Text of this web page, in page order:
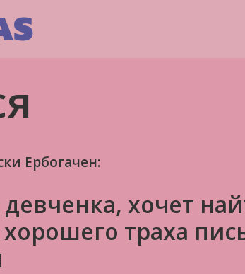
Ербогачен:
девченка, хочет
траха